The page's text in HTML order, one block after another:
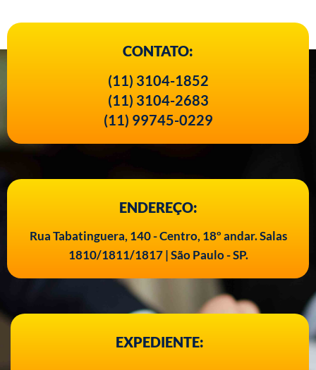
CONTATO:
(11) 3104-1852
(11) 3104-2683
(11) 99745-0229
ENDEREÇO:
Rua Tabatinguera, 140 - Centro, 18º andar. Salas
1810/1811/1817 | São Paulo - SP.
EXPEDIENTE: